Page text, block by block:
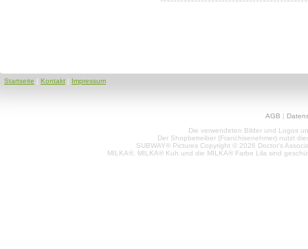
Startseite | Kontakt | Impressum
AGB |
Die verwendeten Bilder und Logos
Der Shopbetreiber (Franchisenehmer) nutzt
SUBWAY® Pictures Copyright © 2026 Doctor's
MILKA®, MILKA® Kuh und die MILKA® Farbe Lila sind